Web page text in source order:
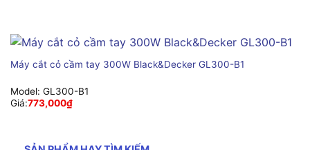
Máy cắt cỏ cầm tay 300W Black&Decker GL300-B1
Model: GL300-B1
Giá:773,000₫